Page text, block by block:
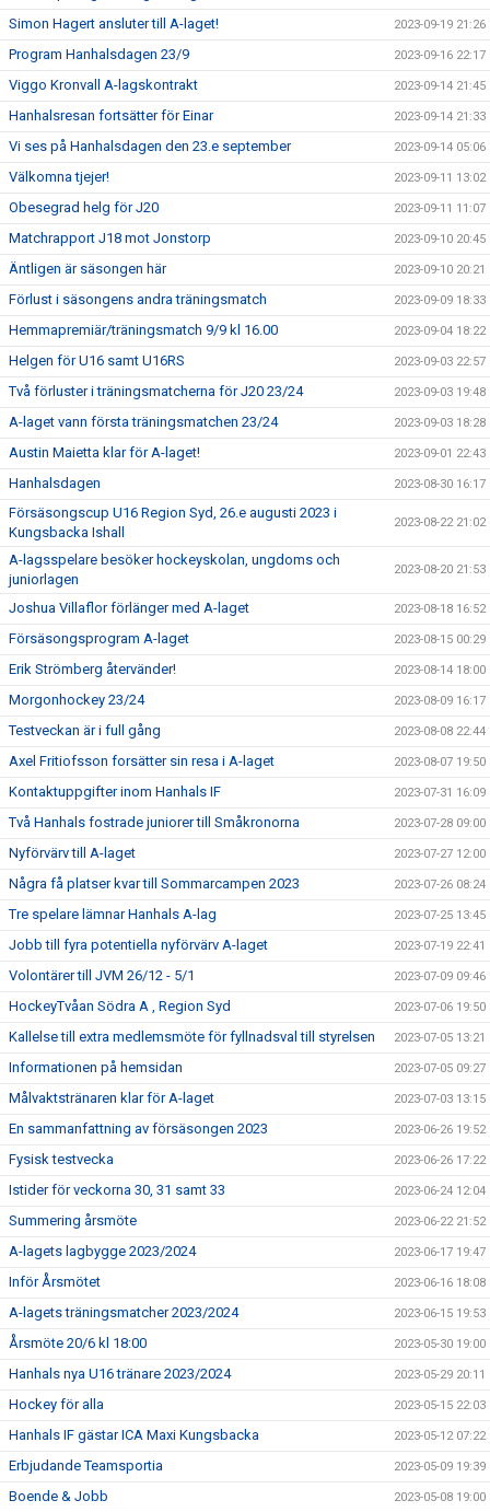
Simon Hagert ansluter till A-laget! 2023-09-19 21:26
Program Hanhalsdagen 23/9 2023-09-16 22:17
Viggo Kronvall A-lagskontrakt 2023-09-14 21:45
Hanhalsresan fortsätter för Einar 2023-09-14 21:33
Vi ses på Hanhalsdagen den 23.e september 2023-09-14 05:06
Välkomna tjejer! 2023-09-11 13:02
Obesegrad helg för J20 2023-09-11 11:07
Matchrapport J18 mot Jonstorp 2023-09-10 20:45
Äntligen är säsongen här 2023-09-10 20:21
Förlust i säsongens andra träningsmatch 2023-09-09 18:33
Hemmapremiär/träningsmatch 9/9 kl 16.00 2023-09-04 18:22
Helgen för U16 samt U16RS 2023-09-03 22:57
Två förluster i träningsmatcherna för J20 23/24 2023-09-03 19:48
A-laget vann första träningsmatchen 23/24 2023-09-03 18:28
Austin Maietta klar för A-laget! 2023-09-01 22:43
Hanhalsdagen 2023-08-30 16:17
Försäsongscup U16 Region Syd, 26.e augusti 2023 i
Kungsbacka Ishall
2023-08-22 21:02
A-lagsspelare besöker hockeyskolan, ungdoms och
juniorlagen
2023-08-20 21:53
Joshua Villaflor förlänger med A-laget 2023-08-18 16:52
Försäsongsprogram A-laget 2023-08-15 00:29
Erik Strömberg återvänder! 2023-08-14 18:00
Morgonhockey 23/24 2023-08-09 16:17
Testveckan är i full gång 2023-08-08 22:44
Axel Fritiofsson forsätter sin resa i A-laget 2023-08-07 19:50
Kontaktuppgifter inom Hanhals IF 2023-07-31 16:09
Två Hanhals fostrade juniorer till Småkronorna 2023-07-28 09:00
Nyförvärv till A-laget 2023-07-27 12:00
Några få platser kvar till Sommarcampen 2023 2023-07-26 08:24
Tre spelare lämnar Hanhals A-lag 2023-07-25 13:45
Jobb till fyra potentiella nyförvärv A-laget 2023-07-19 22:41
Volontärer till JVM 26/12 - 5/1 2023-07-09 09:46
HockeyTvåan Södra A , Region Syd 2023-07-06 19:50
Kallelse till extra medlemsmöte för fyllnadsval till styrelsen 2023-07-05 13:21
Informationen på hemsidan 2023-07-05 09:27
Målvaktstränaren klar för A-laget 2023-07-03 13:15
En sammanfattning av försäsongen 2023 2023-06-26 19:52
Fysisk testvecka 2023-06-26 17:22
Istider för veckorna 30, 31 samt 33 2023-06-24 12:04
Summering årsmöte 2023-06-22 21:52
A-lagets lagbygge 2023/2024 2023-06-17 19:47
Inför Årsmötet 2023-06-16 18:08
A-lagets träningsmatcher 2023/2024 2023-06-15 19:53
Årsmöte 20/6 kl 18:00 2023-05-30 19:00
Hanhals nya U16 tränare 2023/2024 2023-05-29 20:11
Hockey för alla 2023-05-15 22:03
Hanhals IF gästar ICA Maxi Kungsbacka 2023-05-12 07:22
Erbjudande Teamsportia 2023-05-09 19:39
Boende & Jobb 2023-05-08 19:00